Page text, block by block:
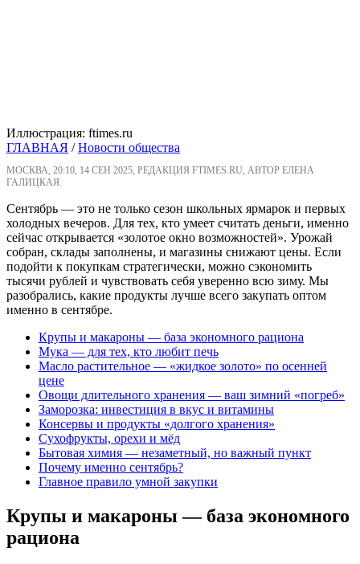
Иллюстрация: ftimes.ru
ГЛАВНАЯ /Новости общества
МОСКВА, 20:10, 14 СЕН 2025, РЕДАКЦИЯ FTIMES.RU, АВТОР ЕЛЕНА
ГАЛИЦКАЯ.
Сентябрь — это не только сезон школьных ярмарок и первых
холодных вечеров. Для тех, кто умеет считать деньги, именно
сейчас открывается «золотое окно возможностей». Урожай
собран, склады заполнены, и магазины снижают цены. Если
подойти к покупкам стратегически, можно сэкономить
тысячи рублей и чувствовать себя уверенно всю зиму. Мы
разобрались, какие продукты лучше всего закупать оптом
именно в сентябре.
Крупы и макароны — база экономного рациона
Мука — для тех, кто любит печь
Масло растительное — «жидкое золото» по осенней
цене
Овощи длительного хранения — ваш зимний «погреб»
Заморозка: инвестиция в вкус и витамины
Консервы и продукты «долгого хранения»
Сухофрукты, орехи и мёд
Бытовая химия — незаметный, но важный пункт
Почему именно сентябрь?
Главное правило умной закупки
Крупы и макароны — база экономного
рациона